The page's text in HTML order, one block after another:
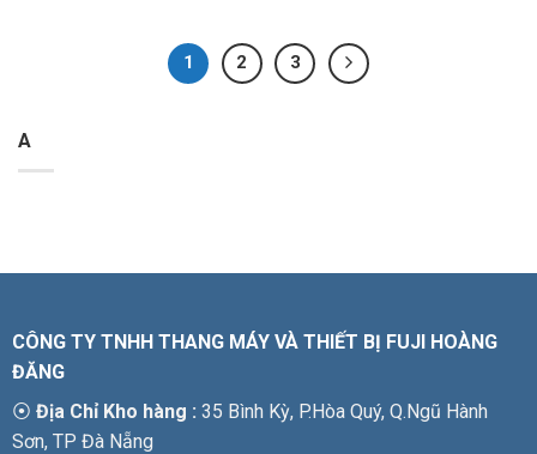
1 2 3
A
CÔNG TY TNHH THANG MÁY VÀ THIẾT BỊ FUJI HOÀNG
ĐĂNG
⦿ Địa Chỉ Kho hàng : 35 Bình Kỳ, P.Hòa Quý, Q.Ngũ Hành
Sơn, TP Đà Nẵng